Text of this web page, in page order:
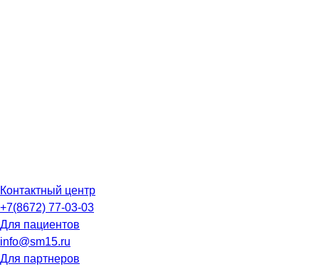
Контактный центр
+7(8672) 77-03-03
Для пациентов
info@sm15.ru
Для партнеров